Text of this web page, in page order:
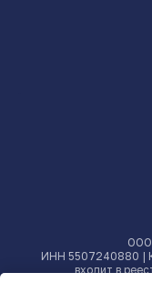
ООО
ИНН 5507240880 |
входит в